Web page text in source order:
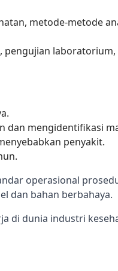
metode-metode
pengujian
dan mengidentifikasi
penyakit.
operasional
dan bahan berbahaya.
di dunia industri